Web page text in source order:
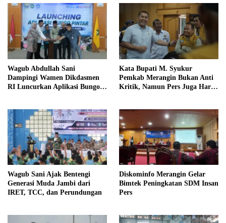
Wagub Abdullah Sani
Dampingi Wamen Dikdasmen
RI Luncurkan Aplikasi Bungo
Kata Bupati M. Syukur
Pemkab Merangin Bukan Anti
Kritik, Namun Pers Juga Harus
Wagub Sani Ajak Bentengi
Generasi Muda Jambi dari
IRET, TCC, dan Perundungan
Diskominfo Merangin Gelar
Bimtek Peningkatan SDM Insan
Pers